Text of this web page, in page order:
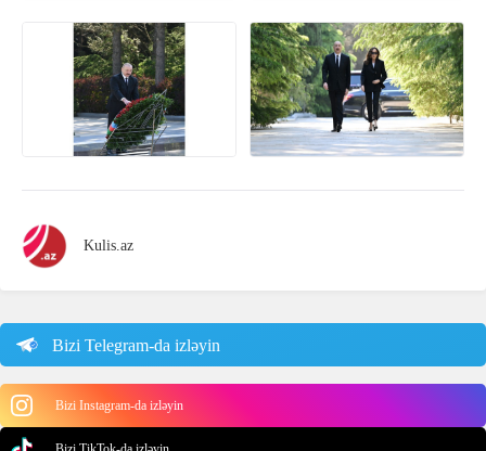
Kulis.az
Bizi Telegram-da izləyin
Bizi Instagram-da izləyin